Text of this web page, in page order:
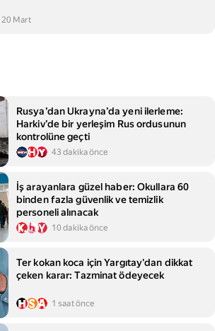
20 Mart
Rusya’dan Ukrayna’da yeni ilerleme:
Harkiv’de bir yerleşim Rus ordusunun
kontrolüne geçti
43 dakika önce
İş arayanlara güzel haber: Okullara 60
binden fazla güvenlik ve temizlik
personeli alınacak
10 dakika önce
Ter kokan koca için Yargıtay'dan dikkat
çeken karar: Tazminat ödeyecek
1 saat önce